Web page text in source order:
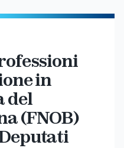
in
del
(FNOB)